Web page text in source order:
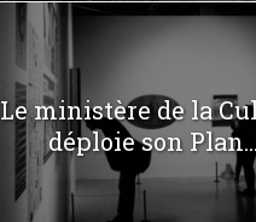
Le ministère de la
déploie son